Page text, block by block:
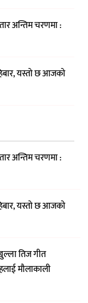
अन्तिम चरणमा :
यस्तो छ आजको
अन्तिम चरणमा :
यस्तो छ आजको
तिज गीत
मौलाकाली